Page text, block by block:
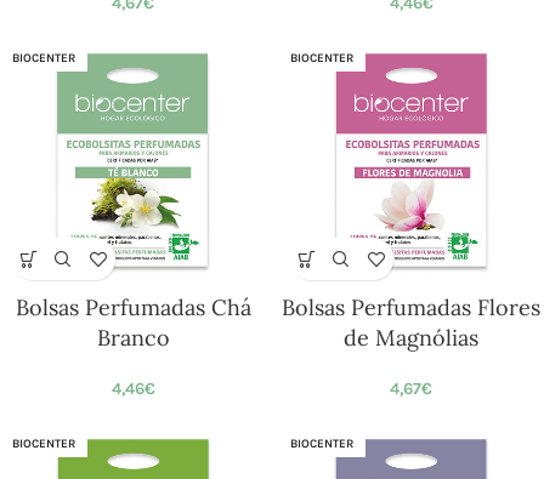
BIOCENTER
Bolsas Perfumadas Chá
Branco
4,46€
BIOCENTER
Bolsas Perfumadas Flores
de Magnólias
4,67€
BIOCENTER BIOCENTER